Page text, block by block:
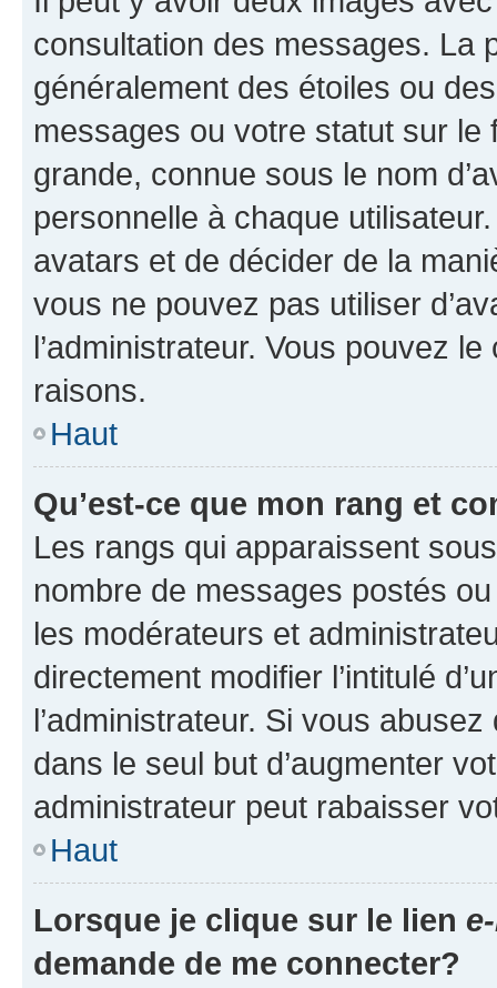
consultation des messages. La
généralement des étoiles ou
messages ou votre statut sur
grande, connue sous le nom
personnelle à chaque utilisateur.
avatars et de décider de la
vous ne pouvez pas utiliser
l’administrateur. Vous pouvez
raisons.
Haut
Qu’est-ce que mon rang et
Les rangs qui apparaissent
nombre de messages postés
les modérateurs et
directement modifier l’intitulé
l’administrateur. Si vous
dans le seul but d’augmenter
administrateur peut rabaisser
Haut
Lorsque je clique sur le lien
demande de me connecter?